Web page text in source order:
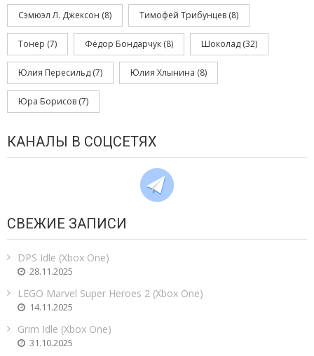
Сэмюэл Л. Джексон (8) Тимофей Трибунцев (8)
Тонер (7) Фёдор Бондарчук (8) Шоколад (32)
Юлия Пересильд (7) Юлия Хлынина (8)
Юра Борисов (7)
КАНАЛЫ В СОЦСЕТЯХ
СВЕЖИЕ ЗАПИСИ
DPS Idle (Xbox One)
28.11.2025
LEGO Marvel Super Heroes 2 (Xbox One)
14.11.2025
Grim Idle (Xbox One)
31.10.2025